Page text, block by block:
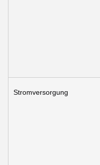
Stromversorgung